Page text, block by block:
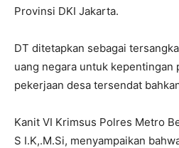
Provinsi DKI Jakarta.
DT ditetapkan sebagai
uang negara untuk kepentingan
pekerjaan desa tersendat
Kanit VI Krimsus Polres Metro
S I.K,.M.Si, menyampaikan